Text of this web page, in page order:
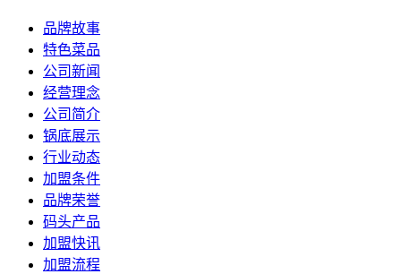
品牌故事
特色菜品
公司新闻
经营理念
公司简介
锅底展示
行业动态
加盟条件
品牌荣誉
码头产品
加盟快讯
加盟流程